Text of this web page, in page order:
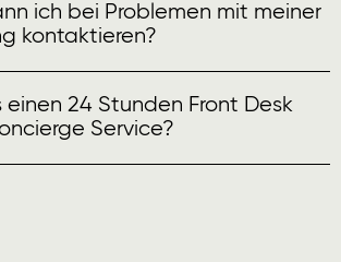
ich bei Problemen mit meiner
kontaktieren?
einen 24 Stunden Front Desk
Service?